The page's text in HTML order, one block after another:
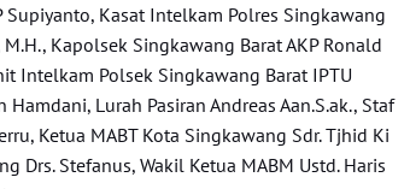
Supiyanto, Kasat Intelkam Polres Singkawang
Kapolsek Singkawang Barat AKP Ronald
Intelkam Polsek Singkawang Barat IPTU
Hamdani, Lurah Pasiran Andreas Aan.S.ak., Staf
Ketua MABT Kota Singkawang Sdr. Tjhid Ki
Drs. Stefanus, Wakil Ketua MABM Ustd. Haris